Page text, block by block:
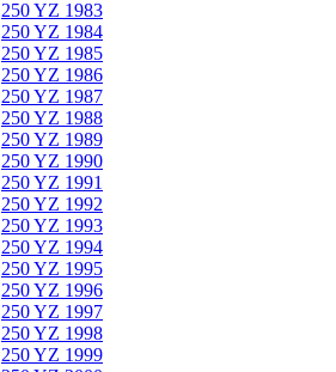
250 YZ 1983
250 YZ 1984
250 YZ 1985
250 YZ 1986
250 YZ 1987
250 YZ 1988
250 YZ 1989
250 YZ 1990
250 YZ 1991
250 YZ 1992
250 YZ 1993
250 YZ 1994
250 YZ 1995
250 YZ 1996
250 YZ 1997
250 YZ 1998
250 YZ 1999